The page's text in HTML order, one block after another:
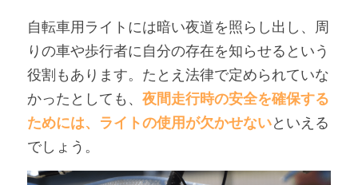
自転車用ライトには暗い夜道を照らし出し、周
りの車や歩行者に自分の存在を知らせるという
役割もあります。たとえ法律で定められていな
かったとしても、 夜間走行時の安全を確保する
ためには、ライトの使用が欠かせないといえる
でしょう。